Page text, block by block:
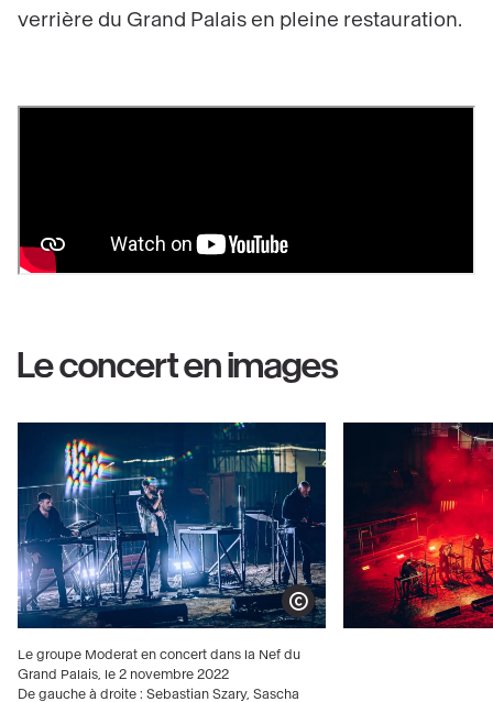
verrière du Grand Palais en pleine restauration.
Le concert en images
Show copyright
Le groupe Moderat en concert dans la Nef du
Grand Palais, le 2 novembre 2022
De gauche à droite : Sebastian Szary, Sascha